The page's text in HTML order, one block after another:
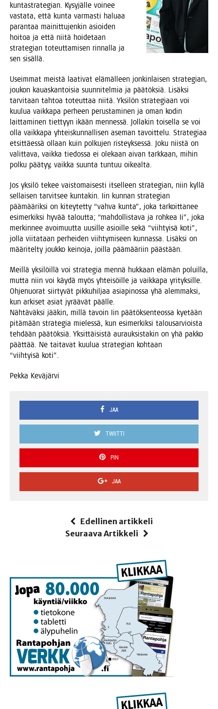
kun­ta­stra­te­gian. Kysy­jäl­le voi­nee
vas­ta­ta, että kun­ta var­mas­ti halu­aa
paran­taa mai­nit­tu­jen­kin asioi­den
hoi­toa ja että nii­tä hoi­de­taan
stra­te­gian toteut­ta­mi­sen rin­nal­la ja
sen sisällä.
Useim­mat meis­tä laa­ti­vat elä­mäl­leen jon­kin­lai­sen stra­te­gian,
jou­kon kau­as­kan­toi­sia suun­ni­tel­mia ja pää­tök­siä. Lisäk­si
tar­vi­taan tah­toa toteut­taa nii­tä. Yksi­lön stra­te­gi­aan voi
kuu­lua vaik­ka­pa per­heen perus­ta­mi­nen ja oman kodin
lait­ta­mi­nen tiet­tyyn ikään men­nes­sä. Jol­la­kin toi­sel­la se voi
olla vaik­ka­pa yhteis­kun­nal­li­sen ase­man tavoit­te­lu. Stra­te­gi­aa
etsit­täes­sä ollaan kuin pol­ku­jen ris­teyk­ses­sä. Joku niis­tä on
valit­ta­va, vaik­ka tie­dos­sa ei ole­kaan aivan tark­kaan, mihin
pol­ku pää­tyy, vaik­ka suun­ta tun­tuu oikealta.
Jos yksi­lö tekee vais­to­mai­ses­ti itsel­leen stra­te­gian, niin kyl­lä
sel­lai­sen tar­vit­see kun­ta­kin. Iin kun­nan stra­te­gian
pää­mää­rik­si on kitey­tet­ty “vah­va kun­ta”, joka tar­koit­ta­nee
esi­mer­kik­si hyvää talout­ta; “mah­dol­lis­ta­va ja roh­kea Ii”, joka
mer­kin­nee avoi­muut­ta uusil­le asioil­le sekä “viih­tyi­sä koti”,
jol­la vii­ta­taan per­hei­den viih­ty­mi­seen kun­nas­sa. Lisäk­si on
mää­ri­tel­ty jouk­ko kei­no­ja, joil­la pää­mää­riin päästään.
Meil­lä yksi­löil­lä voi stra­te­gia men­nä huk­kaan elä­män poluil­la,
mut­ta niin voi käy­dä myös yhtei­söil­le ja vaik­ka­pa yri­tyk­sil­le.
Ohje­nuo­rat siir­ty­vät pik­ku­hil­jaa asia­pi­nos­sa yhä alem­mak­si,
kun arki­set asiat jyrää­vät päälle.
Näh­tä­väk­si jää­kin, mil­lä tavoin Iin pää­tök­sen­teos­sa kye­tään
pitä­mään stra­te­gia mie­les­sä, kun esi­mer­kik­si talous­ar­viois­ta
teh­dään pää­tök­siä. Yksit­täi­sis­tä aurauk­sis­ta­kin on yhä pak­ko
päät­tää. Ne tai­ta­vat kuu­lua stra­te­gian koh­taan
“viih­tyi­sä koti”.
Pek­ka Keväjärvi
JAA
TWIITTI
PIN
JAA
Edellinen artikkeli
Seuraava Artikkeli